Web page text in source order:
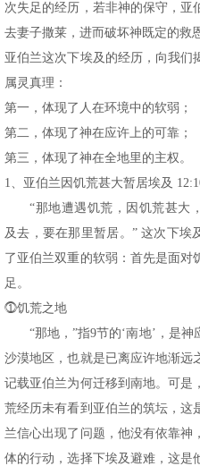
次失足的经历，若非神的保守，亚
去妻子撒莱，进而破坏神既定的救
亚伯兰这次下埃及的经历，向我们
属灵真理：
第一，体现了人在环境中的软弱；
第二，体现了神在应许上的可靠；
第三，体现了神在全地里的主权。
1、亚伯兰因饥荒甚大暂居埃及
“那地遭遇饥荒，因饥荒甚大
及去，要在那里暂居。” 这次下埃
了亚伯兰双重的软弱：首先是面对
足。
⓵饥荒之地
“那地，”指9节的‘南地’，是神
沙漠地区，也就是已离应许地渐远
记载亚伯兰为何迁移到南地。可是
荒经历未有看到亚伯兰的筑坛，这
兰信心出现了问题，他没有依靠神
体的行动，选择下埃及避难，这是